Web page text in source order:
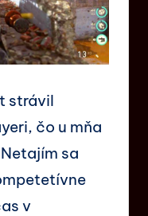
strávil
čo u mňa
sa
v